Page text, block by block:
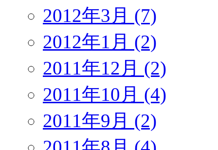
2012年3月 (7)
2012年1月 (2)
2011年12月 (2)
2011年10月 (4)
2011年9月 (2)